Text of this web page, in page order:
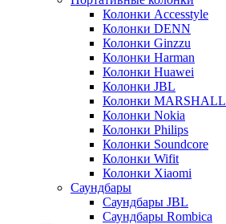
Колонки Accesstyle
Колонки DENN
Колонки Ginzzu
Колонки Harman
Колонки Huawei
Колонки JBL
Колонки MARSHALL
Колонки Nokia
Колонки Philips
Колонки Soundcore
Колонки Wifit
Колонки Xiaomi
Саундбары
Саундбары JBL
Саундбары Rombica